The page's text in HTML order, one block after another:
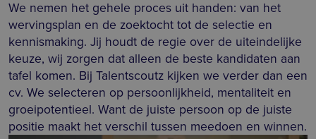
We nemen het gehele proces uit handen: van het
wervingsplan en de zoektocht tot de selectie en
kennismaking. Jij houdt de regie over de uiteindelijke
keuze, wij zorgen dat alleen de beste kandidaten aan
tafel komen. Bij Talentscoutz kijken we verder dan een
cv. We selecteren op persoonlijkheid, mentaliteit en
groeipotentieel. Want de juiste persoon op de juiste
positie maakt het verschil tussen meedoen en winnen.